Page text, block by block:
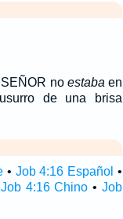
no estaba en
de una brisa
• Job 4:16 Español •
Job 4:16 Chino • Job